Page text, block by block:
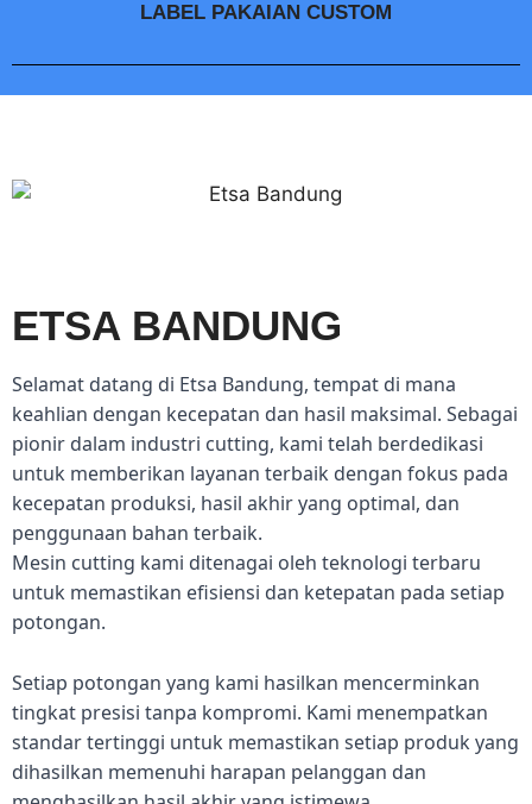
LABEL PAKAIAN CUSTOM
ETSA BANDUNG
Selamat datang di Etsa Bandung, tempat di mana
keahlian dengan kecepatan dan hasil maksimal. Sebagai
pionir dalam industri cutting, kami telah berdedikasi
untuk memberikan layanan terbaik dengan fokus pada
kecepatan produksi, hasil akhir yang optimal, dan
penggunaan bahan terbaik.
Mesin cutting kami ditenagai oleh teknologi terbaru
untuk memastikan efisiensi dan ketepatan pada setiap
potongan.
Setiap potongan yang kami hasilkan mencerminkan
tingkat presisi tanpa kompromi. Kami menempatkan
standar tertinggi untuk memastikan setiap produk yang
dihasilkan memenuhi harapan pelanggan dan